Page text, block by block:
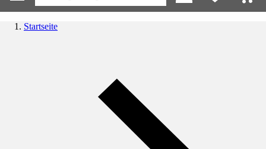
Startseite